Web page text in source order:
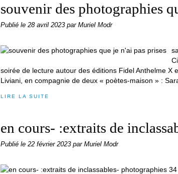
souvenir des photographies
Publié le 28 avril 2023 par Muriel Modr
soirée de lecture autour des éditions Fidel Anthelme X
Liviani, en compagnie de deux « poètes-maison » :
LIRE LA SUITE
en cours- :extraits de
Publié le 22 février 2023 par Muriel Modr